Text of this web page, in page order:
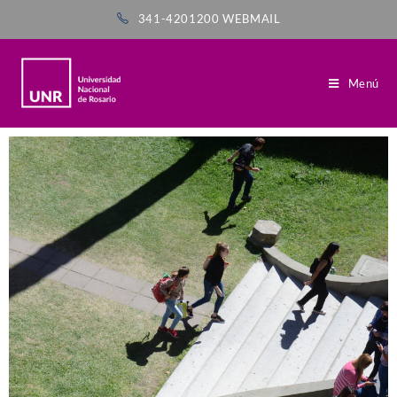
341-4201200WEBMAIL
Menú